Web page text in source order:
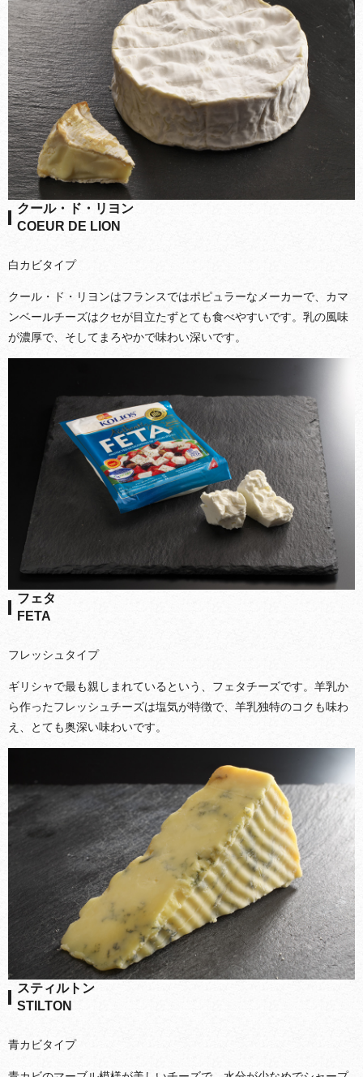
クール・ド・リヨン
COEUR DE LION
白カビタイプ
クール・ド・リヨンはフランスではポピュラーなメーカーで、カマ
ンベールチーズはクセが目立たずとても食べやすいです。乳の風味
が濃厚で、そしてまろやかで味わい深いです。
フェタ
FETA
フレッシュタイプ
ギリシャで最も親しまれているという、フェタチーズです。羊乳か
ら作ったフレッシュチーズは塩気が特徴で、羊乳独特のコクも味わ
え、とても奥深い味わいです。
スティルトン
STILTON
青カビタイプ